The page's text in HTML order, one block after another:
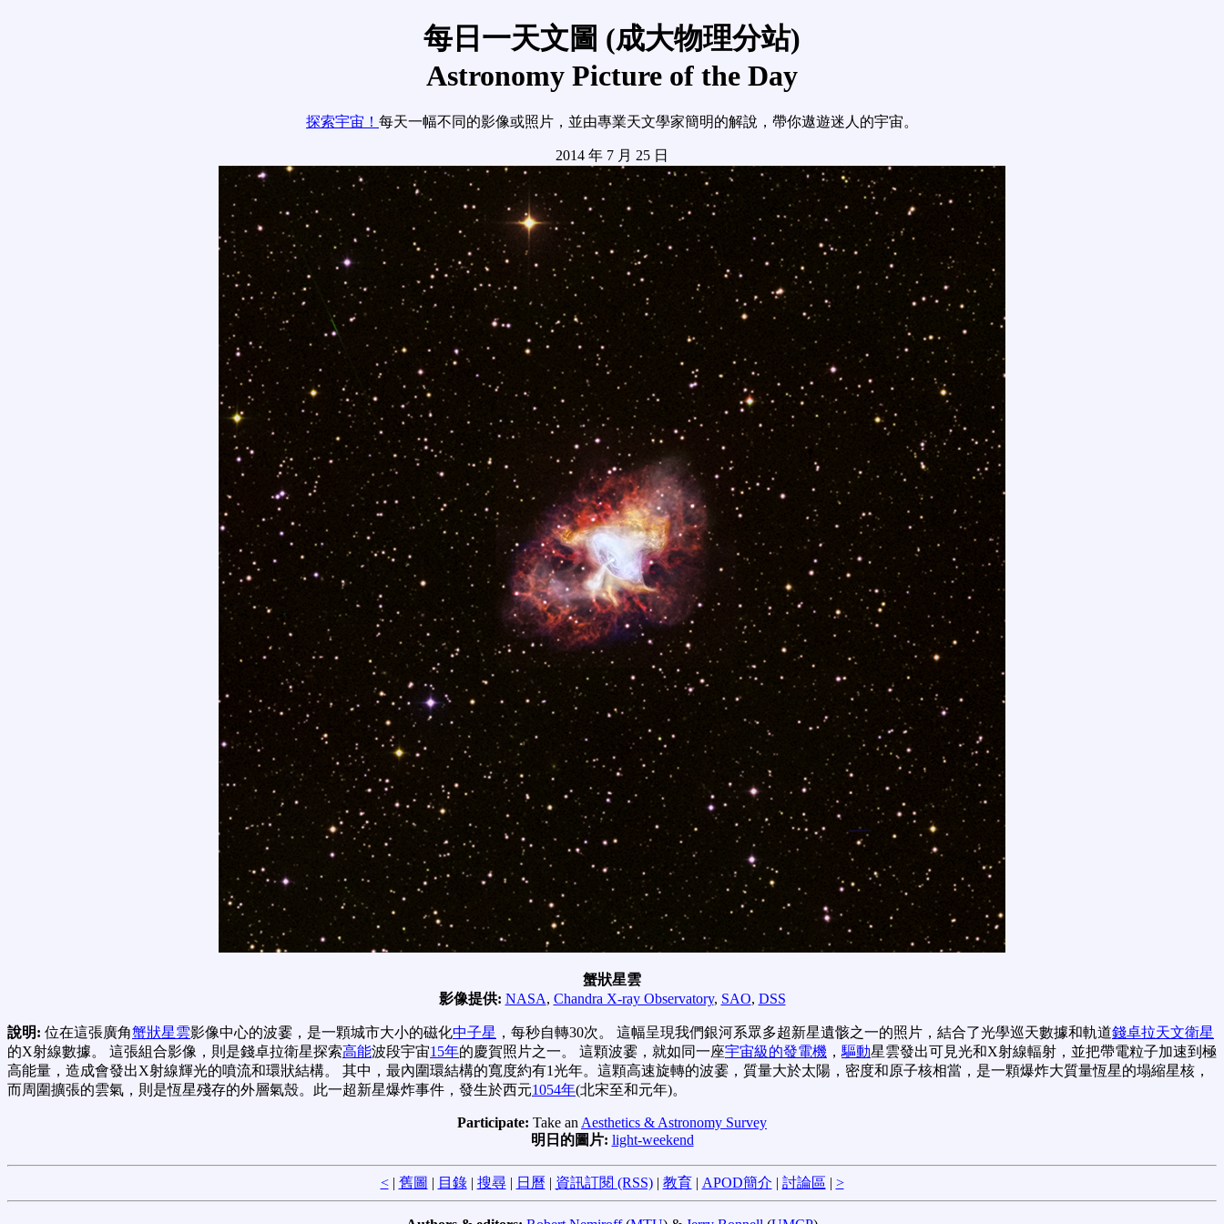
每日一天文圖 (成大物理分站)
Astronomy Picture of the Day
探索宇宙！ 每天一幅不同的影像或照片，並由專業天文學家簡明的解說，帶你遨遊迷人的宇宙。
2014 年 7 月 25 日
蟹狀星雲
影像提供: NASA, Chandra X-ray Observatory, SAO, DSS
說明: 位在這張廣角蟹狀星雲影像中心的波霎，是一顆城市大小的磁化中子星 ，每秒自轉30次。 這幅呈現我們銀河系眾多超新星遺骸之一的照片，結合了光學巡天數據和軌道錢卓拉天文衛星
的X射線數據。 這張組合影像，則是錢卓拉衛星探索高能波段宇宙15年的慶賀照片之一。 這顆波霎，就如同一座宇宙級的發電機 ， 驅動星雲發出可見光和X射線輻射，並把帶電粒子加速到極
高能量，造成會發出X射線輝光的噴流和環狀結構。 其中，最內圍環結構的寬度約有1光年。這顆高速旋轉的波霎，質量大於太陽，密度和原子核相當，是一顆爆炸大質量恆星的塌縮星核，
而周圍擴張的雲氣，則是恆星殘存的外層氣殼。此一超新星爆炸事件，發生於西元1054年(北宋至和元年)。
Participate: Take an Aesthetics & Astronomy Survey
明日的圖片: light-weekend
<| 舊圖 | 目錄| 搜尋| 日曆 | 資訊訂閱 (RSS)| 教育| APOD簡介 | 討論區 | >